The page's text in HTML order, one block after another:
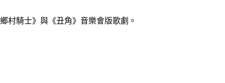
村騎士》與《丑角》音樂會版歌劇。